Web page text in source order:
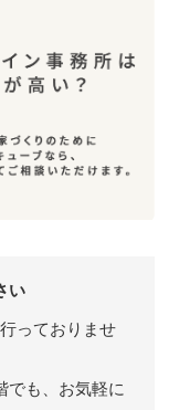
っておりませ
でも、お気軽に